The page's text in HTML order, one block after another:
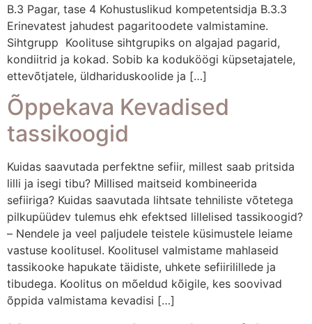
B.3 Pagar, tase 4 Kohustuslikud kompetentsidja B.3.3
Erinevatest jahudest pagaritoodete valmistamine.
Sihtgrupp Koolituse sihtgrupiks on algajad pagarid,
kondiitrid ja kokad. Sobib ka koduköögi küpsetajatele,
ettevõtjatele, üldhariduskoolide ja […]
Õppekava Kevadised
tassikoogid
Kuidas saavutada perfektne sefiir, millest saab pritsida
lilli ja isegi tibu? Millised maitseid kombineerida
sefiiriga? Kuidas saavutada lihtsate tehniliste võtetega
pilkupüüdev tulemus ehk efektsed lillelised tassikoogid?
– Nendele ja veel paljudele teistele küsimustele leiame
vastuse koolitusel. Koolitusel valmistame mahlaseid
tassikooke hapukate täidiste, uhkete sefiirilillede ja
tibudega. Koolitus on mõeldud kõigile, kes soovivad
õppida valmistama kevadisi […]